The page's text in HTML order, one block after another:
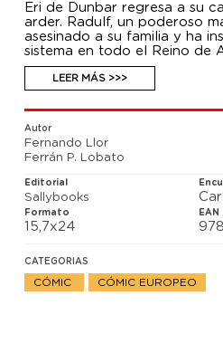
Eri de Dunbar regresa a su
arder. Radulf, un poderoso
asesinado a su familia y ha
sistema en todo el Reino de
hechiceros ostentan todo el
total desesperación, Eri
invoca a Arioch, príncipe del
vincularlo a una espada para
deseos...
LEER MÁS >>>
Autor
Fernando Llor
Ferrán P. Lobato
Editorial
Sallybooks
Formato
15,7x24
EAN
CATEGORIAS
CÓMIC CÓMIC EUROPEO